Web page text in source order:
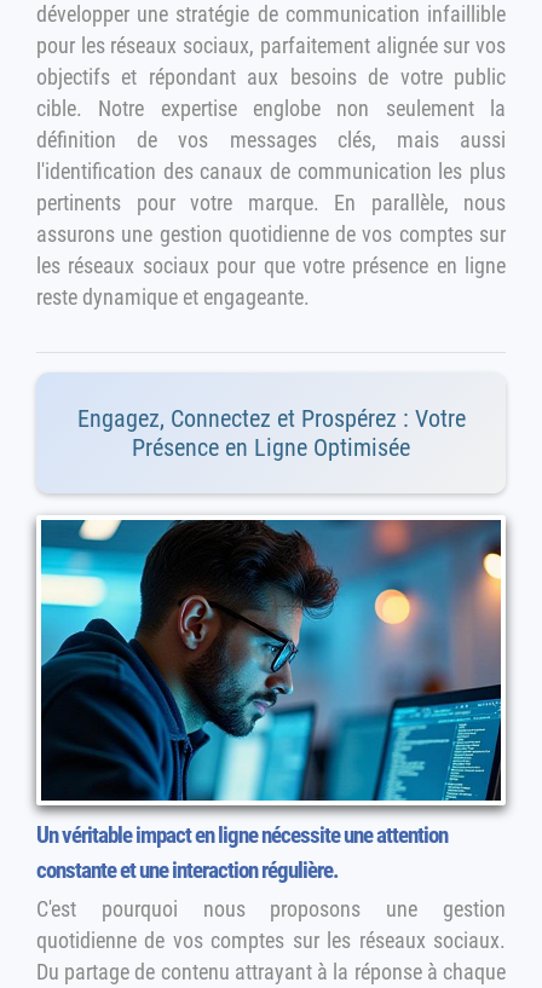
développer une stratégie de communication infaillible
pour les réseaux sociaux, parfaitement alignée sur vos
objectifs et répondant aux besoins de votre public
cible. Notre expertise englobe non seulement la
définition de vos messages clés, mais aussi
l'identification des canaux de communication les plus
pertinents pour votre marque. En parallèle, nous
assurons une gestion quotidienne de vos comptes sur
les réseaux sociaux pour que votre présence en ligne
reste dynamique et engageante.
Engagez, Connectez et Prospérez : Votre
Présence en Ligne Optimisée
Un véritable impact en ligne nécessite une attention
constante et une interaction régulière.
C'est pourquoi nous proposons une gestion
quotidienne de vos comptes sur les réseaux sociaux.
Du partage de contenu attrayant à la réponse à chaque